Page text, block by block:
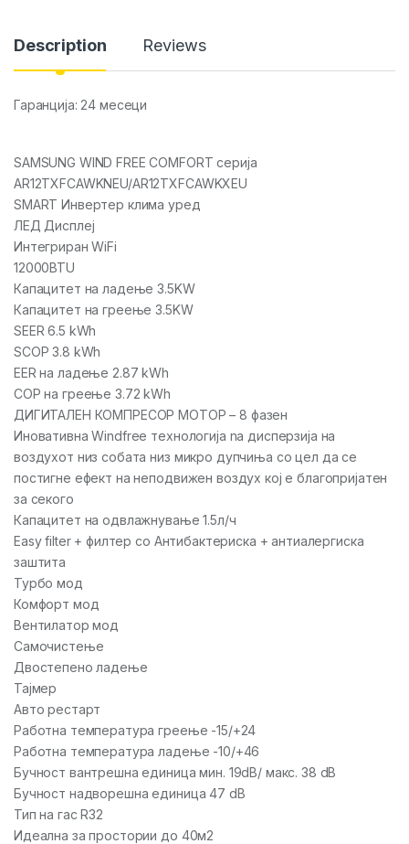
Description Reviews
Гаранција: 24 месеци
SAMSUNG WIND FREE COMFORT серија
AR12TXFCAWKNEU/AR12TXFCAWKXEU
SMART Инвертер клима уред
ЛЕД Дисплеј
Интегриран WiFi
12000BTU
Капацитет на ладење 3.5KW
Капацитет на греење 3.5KW
SEER 6.5 kWh
SCOP 3.8 kWh
EER на ладење 2.87 kWh
COP на греење 3.72 kWh
ДИГИТАЛЕН КОМПРЕСОР МОТОР – 8 фазен
Иновативна Windfree технологија na дисперзија на
воздухот низ собата низ микро дупчиња со цел да се
постигне ефект на неподвижен воздух кој е благопријатен
за секого
Капацитет на одвлажнување 1.5л/ч
Easy filter + филтер со Антибактериска + антиалергиска
заштита
Турбо мод
Комфорт мод
Вентилатор мод
Самочистење
Двостепено ладење
Тајмер
Авто рестарт
Работна температура греење -15/+24
Работна температура ладење -10/+46
Бучност вантрешна единица мин. 19dB/ макс. 38 dB
Бучност надворешна единица 47 dB
Тип на гас R32
Идеална за простории до 40м2